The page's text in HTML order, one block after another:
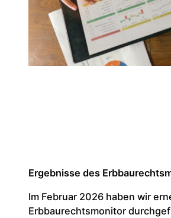
Ergebnisse des
Im Februar 2026 haben wir
Erbbaurechtsmonitor